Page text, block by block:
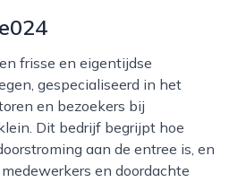
gespecialiseerd in het
en bezoekers bij
Dit bedrijf begrijpt hoe
aan de entree is, en
en doordachte